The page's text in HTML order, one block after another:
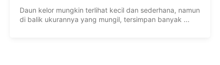
Daun kelor mungkin terlihat kecil dan sederhana, namun
di balik ukurannya yang mungil, tersimpan banyak ...